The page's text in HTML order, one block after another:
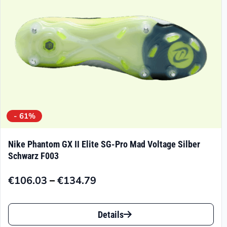
Produktseite
gewählt
werden
- 61%
Nike Phantom GX II Elite SG-Pro Mad Voltage Silber
Schwarz F003
€106.03 –€134.79
Preisspanne:
€106.03
Dieses
Produkt
Details